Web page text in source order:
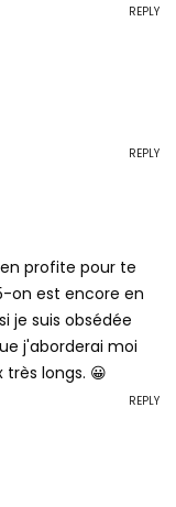
REPLY
REPLY
profite pour te
on est encore en
je suis obsédée
j'aborderai moi
longs. 😀
REPLY